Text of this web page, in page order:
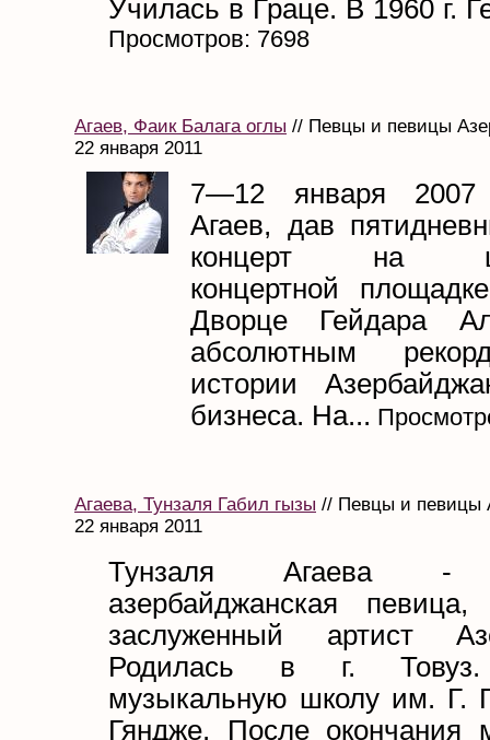
Училась в Граце. В 1960 г.
Просмотров: 7698
Агаев, Фаик Балага оглы // Певцы и певицы
22 января 2011
7—12 января 2007
Агаев, дав
концерт на
концертной
Дворце Гейдара
абсолютным
истории
бизнеса. На...
Агаева, Тунзаля Габил гызы // Певцы и певицы
22 января 2011
Тунзаля Агаева -
азербайджанская певица,
заслуженный артист
Родилась в г. Товуз.
музыкальную школу им. Г.
Гяндже. После окончания